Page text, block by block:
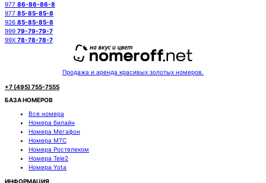
977 86-86-86-8
977 85-85-85-8
926 85-85-85-8
999 79-79-79-7
99X 78-78-78-7
Продажа и аренда красивых золотых номеров.
+7 (495) 755-7555
БАЗА НОМЕРОВ
Все номера
Номера билайн
Номера Мегафон
Номера МТС
Номера Ростелеком
Номера Tele2
Номера Yota
ИНФОРМАЦИЯ